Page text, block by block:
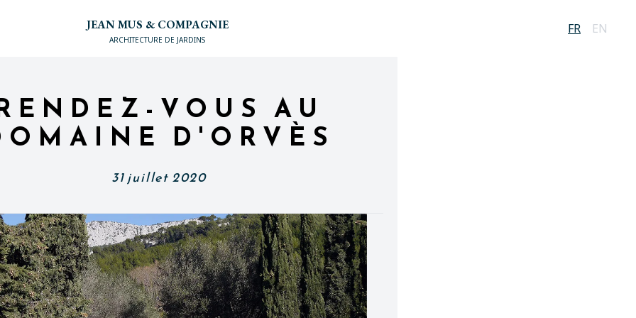
JEAN MUS & COMPAGNIE
ARCHITECTURE DE JARDINS
FR EN
VOUS AU
D'ORVÈS
31 juillet 2020